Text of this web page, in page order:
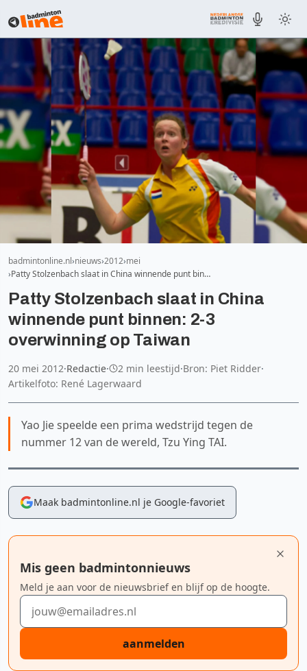
badmintonline.nl nieuws 2012 mei
Patty Stolzenbach slaat in China winnende punt bin…
Patty Stolzenbach slaat in China
winnende punt binnen: 2-3
overwinning op Taiwan
20 mei 2012·Redactie· 2 min leestijd·Bron: Piet Ridder·
Artikelfoto: René Lagerwaard
Yao Jie speelde een prima wedstrijd tegen de
nummer 12 van de wereld, Tzu Ying TAI.
Maak badmintonline.nl je Google-favoriet
Mis geen badmintonnieuws
Meld je aan voor de nieuwsbrief en blijf op de hoogte.
E-mailadres
aanmelden